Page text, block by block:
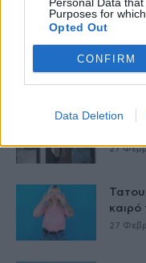
Purposes for
Opted Out
CONFIRM
Data Deletion
9
27
καιρό
27